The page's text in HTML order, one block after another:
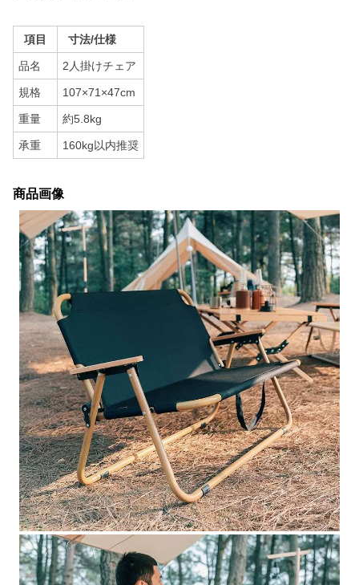
項目 寸法/仕様
品名 2人掛けチェア
規格 107×71×47cm
重量 約5.8kg
承重 160kg以内推奨
商品画像